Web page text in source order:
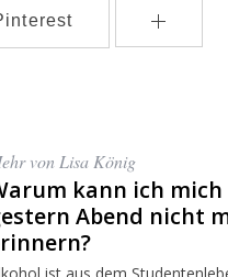
von Lisa König
kann ich
Abend nicht